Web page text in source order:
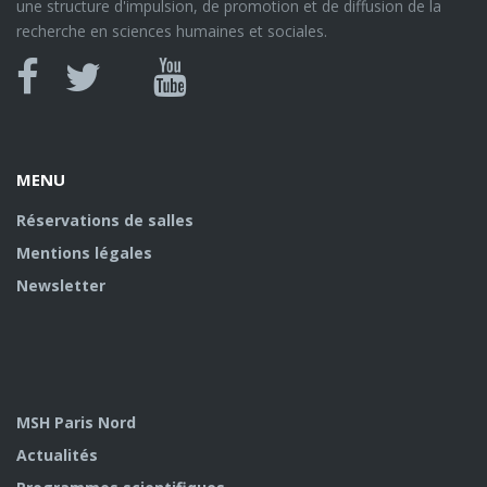
une structure d'impulsion, de promotion et de diffusion de la
recherche en sciences humaines et sociales.
Canal
MENU
Réservations de salles
Mentions légales
Newsletter
MSH Paris Nord
Actualités